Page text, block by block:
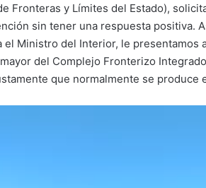
Fronteras y Límites del Estado),
sin tener una respuesta positiva.
el Ministro del Interior, le presentamos
del Complejo Fronterizo
que normalmente se produce